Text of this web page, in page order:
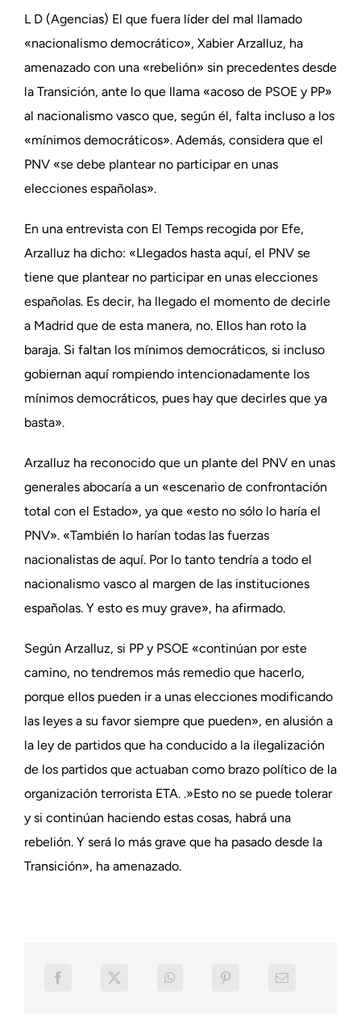
L D (Agencias) El que fuera líder del mal llamado
«nacionalismo democrático», Xabier Arzalluz, ha
amenazado con una «rebelión» sin precedentes desde
la Transición, ante lo que llama «acoso de PSOE y PP»
al nacionalismo vasco que, según él, falta incluso a los
«mínimos democráticos». Además, considera que el
PNV «se debe plantear no participar en unas
elecciones españolas».
En una entrevista con El Temps recogida por Efe,
Arzalluz ha dicho: «Llegados hasta aquí, el PNV se
tiene que plantear no participar en unas elecciones
españolas. Es decir, ha llegado el momento de decirle
a Madrid que de esta manera, no. Ellos han roto la
baraja. Si faltan los mínimos democráticos, si incluso
gobiernan aquí rompiendo intencionadamente los
mínimos democráticos, pues hay que decirles que ya
basta».
Arzalluz ha reconocido que un plante del PNV en unas
generales abocaría a un «escenario de confrontación
total con el Estado», ya que «esto no sólo lo haría el
PNV». «También lo harían todas las fuerzas
nacionalistas de aquí. Por lo tanto tendría a todo el
nacionalismo vasco al margen de las instituciones
españolas. Y esto es muy grave», ha afirmado.
Según Arzalluz, si PP y PSOE «continúan por este
camino, no tendremos más remedio que hacerlo,
porque ellos pueden ir a unas elecciones modificando
las leyes a su favor siempre que pueden», en alusión a
la ley de partidos que ha conducido a la ilegalización
de los partidos que actuaban como brazo político de la
organización terrorista ETA. .»Esto no se puede tolerar
y si continúan haciendo estas cosas, habrá una
rebelión. Y será lo más grave que ha pasado desde la
Transición», ha amenazado.